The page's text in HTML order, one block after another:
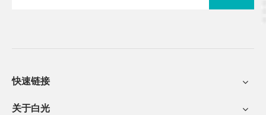
快速链接
关于白光